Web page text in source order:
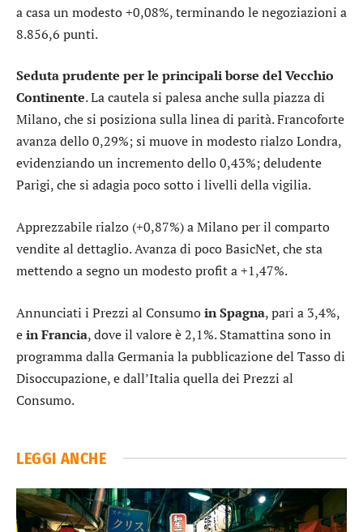
a casa un modesto +0,08%, terminando le negoziazioni a
8.856,6 punti.
Seduta prudente per le principali borse del Vecchio
Continente. La cautela si palesa anche sulla piazza di
Milano, che si posiziona sulla linea di parità.Francoforte
avanza dello 0,29%; si muove in modesto rialzoLondra,
evidenziando un incremento dello 0,43%; deludente
Parigi, che si adagia poco sotto i livelli della vigilia.
Apprezzabile rialzo (+0,87%) a Milano per il comparto
vendite al dettaglio. Avanza di pocoBasicNet, che sta
mettendo a segno un modesto profit a +1,47%.
Annunciati i Prezzi al Consumoin Spagna, pari a 3,4%,
ein Francia, dove il valore è 2,1%. Stamattina sono in
programma dalla Germania la pubblicazione del Tasso di
Disoccupazione, e dall’Italia quella dei Prezzi al
Consumo.
LEGGI ANCHE